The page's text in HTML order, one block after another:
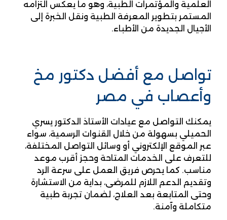
العلمية والمؤتمرات الطبية، وهو ما يعكس التزامه
المستمر بتطوير المعرفة الطبية ونقل الخبرة إلى
الأجيال الجديدة من الأطباء.
تواصل مع أفضل دكتور مخ
وأعصاب في مصر
يمكنك التواصل مع عيادات الأستاذ الدكتور يسري
الحميلي بسهولة من خلال القنوات الرسمية، سواء
عبر الموقع الإلكتروني أو وسائل التواصل المختلفة،
للتعرف على الخدمات المتاحة وحجز أقرب موعد
مناسب. كما يحرص فريق العمل على سرعة الرد
وتقديم الدعم اللازم للمرضى، بداية من الاستشارة
وحتى المتابعة بعد العلاج، لضمان تجربة طبية
متكاملة وآمنة.